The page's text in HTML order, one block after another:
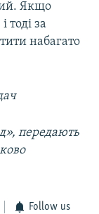
Якщо
тоді за
набагато
передають
Follow us